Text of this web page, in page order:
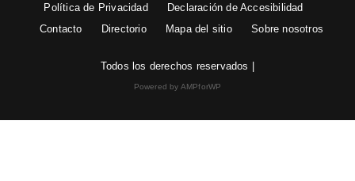
Política de Privacidad
Declaración de Accesibilidad
Contacto
Directorio Mapa del sitio Sobre nosotros
Todos los derechos reservados |
Powered by AMPforWP